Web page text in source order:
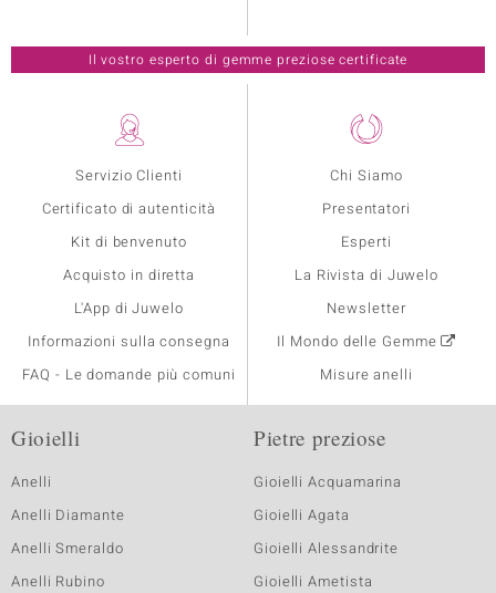
Servizio Clienti
Certificato di autenticità
Kit di benvenuto
Acquisto in diretta
L'App di Juwelo
Informazioni sulla consegna
FAQ - Le domande più comuni
Chi Siamo
Presentatori
Esperti
La Rivista di Juwelo
Newsletter
Il Mondo delle Gemme
Misure anelli
Il vostro esperto di gemme preziose certificate
Gioielli
Anelli
Anelli Diamante
Anelli Smeraldo
Anelli Rubino
Pietre preziose
Gioielli Acquamarina
Gioielli Agata
Gioielli Alessandrite
Gioielli Ametista